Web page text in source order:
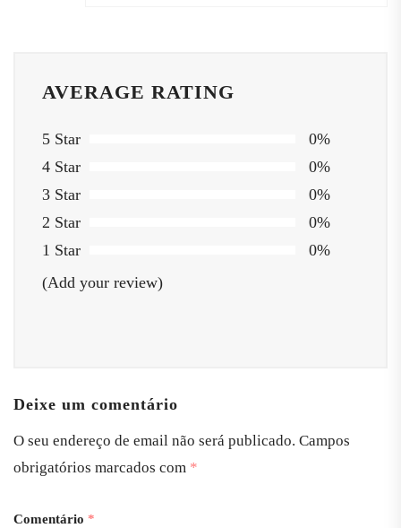
AVERAGE RATING
5 Star
0%
4 Star
0%
3 Star
0%
2 Star
0%
1 Star
0%
(Add your review)
Deixe um comentário
O seu endereço de email não será publicado. Campos
obrigatórios marcados com *
Comentário *